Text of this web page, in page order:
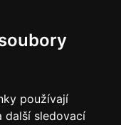
používají
další sledovací